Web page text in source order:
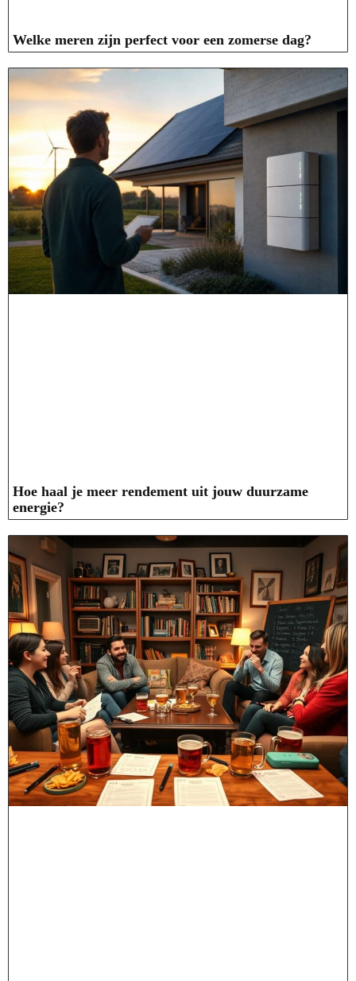
Welke meren zijn perfect voor een zomerse dag?
Hoe haal je meer rendement uit jouw duurzame
energie?